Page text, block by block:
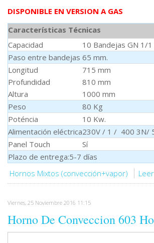
DISPONIBLE EN VERSION A GAS
Características Técnicas
Capacidad
10 Bandejas GN 1/
Paso entre bandejas 65 mm.
Longitud
Profundidad
Altura
715 mm
810 mm
1000 mm
Peso
80 Kg
Poténcia
10 Kw.
Alimentación eléctrica230V / 1 / 400 3N/
Panel Touch
Sí
Plazo de entrega:5-7 días
Hornos Mixtos (convección+vapor)
Viernes, 25 Noviembre 2016 11:15
Horno De Conveccion 603